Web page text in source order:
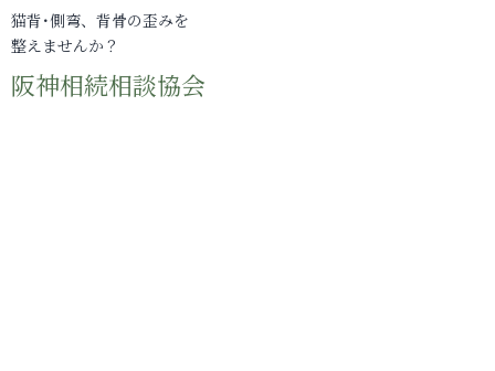
猫背･側弯、背骨の歪みを
整えませんか？
阪神相続相談協会